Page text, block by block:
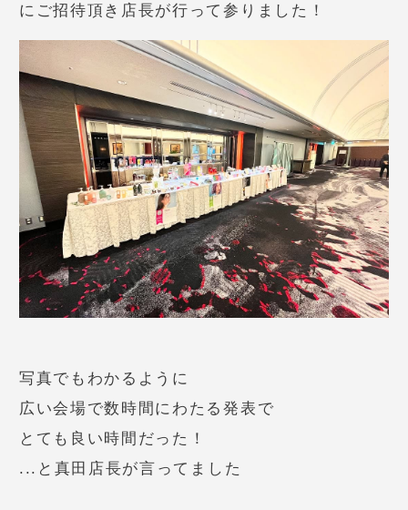
にご招待頂き店長が行って参りました！
写真でもわかるように
広い会場で数時間にわたる発表で
とても良い時間だった！
...と真田店長が言ってました